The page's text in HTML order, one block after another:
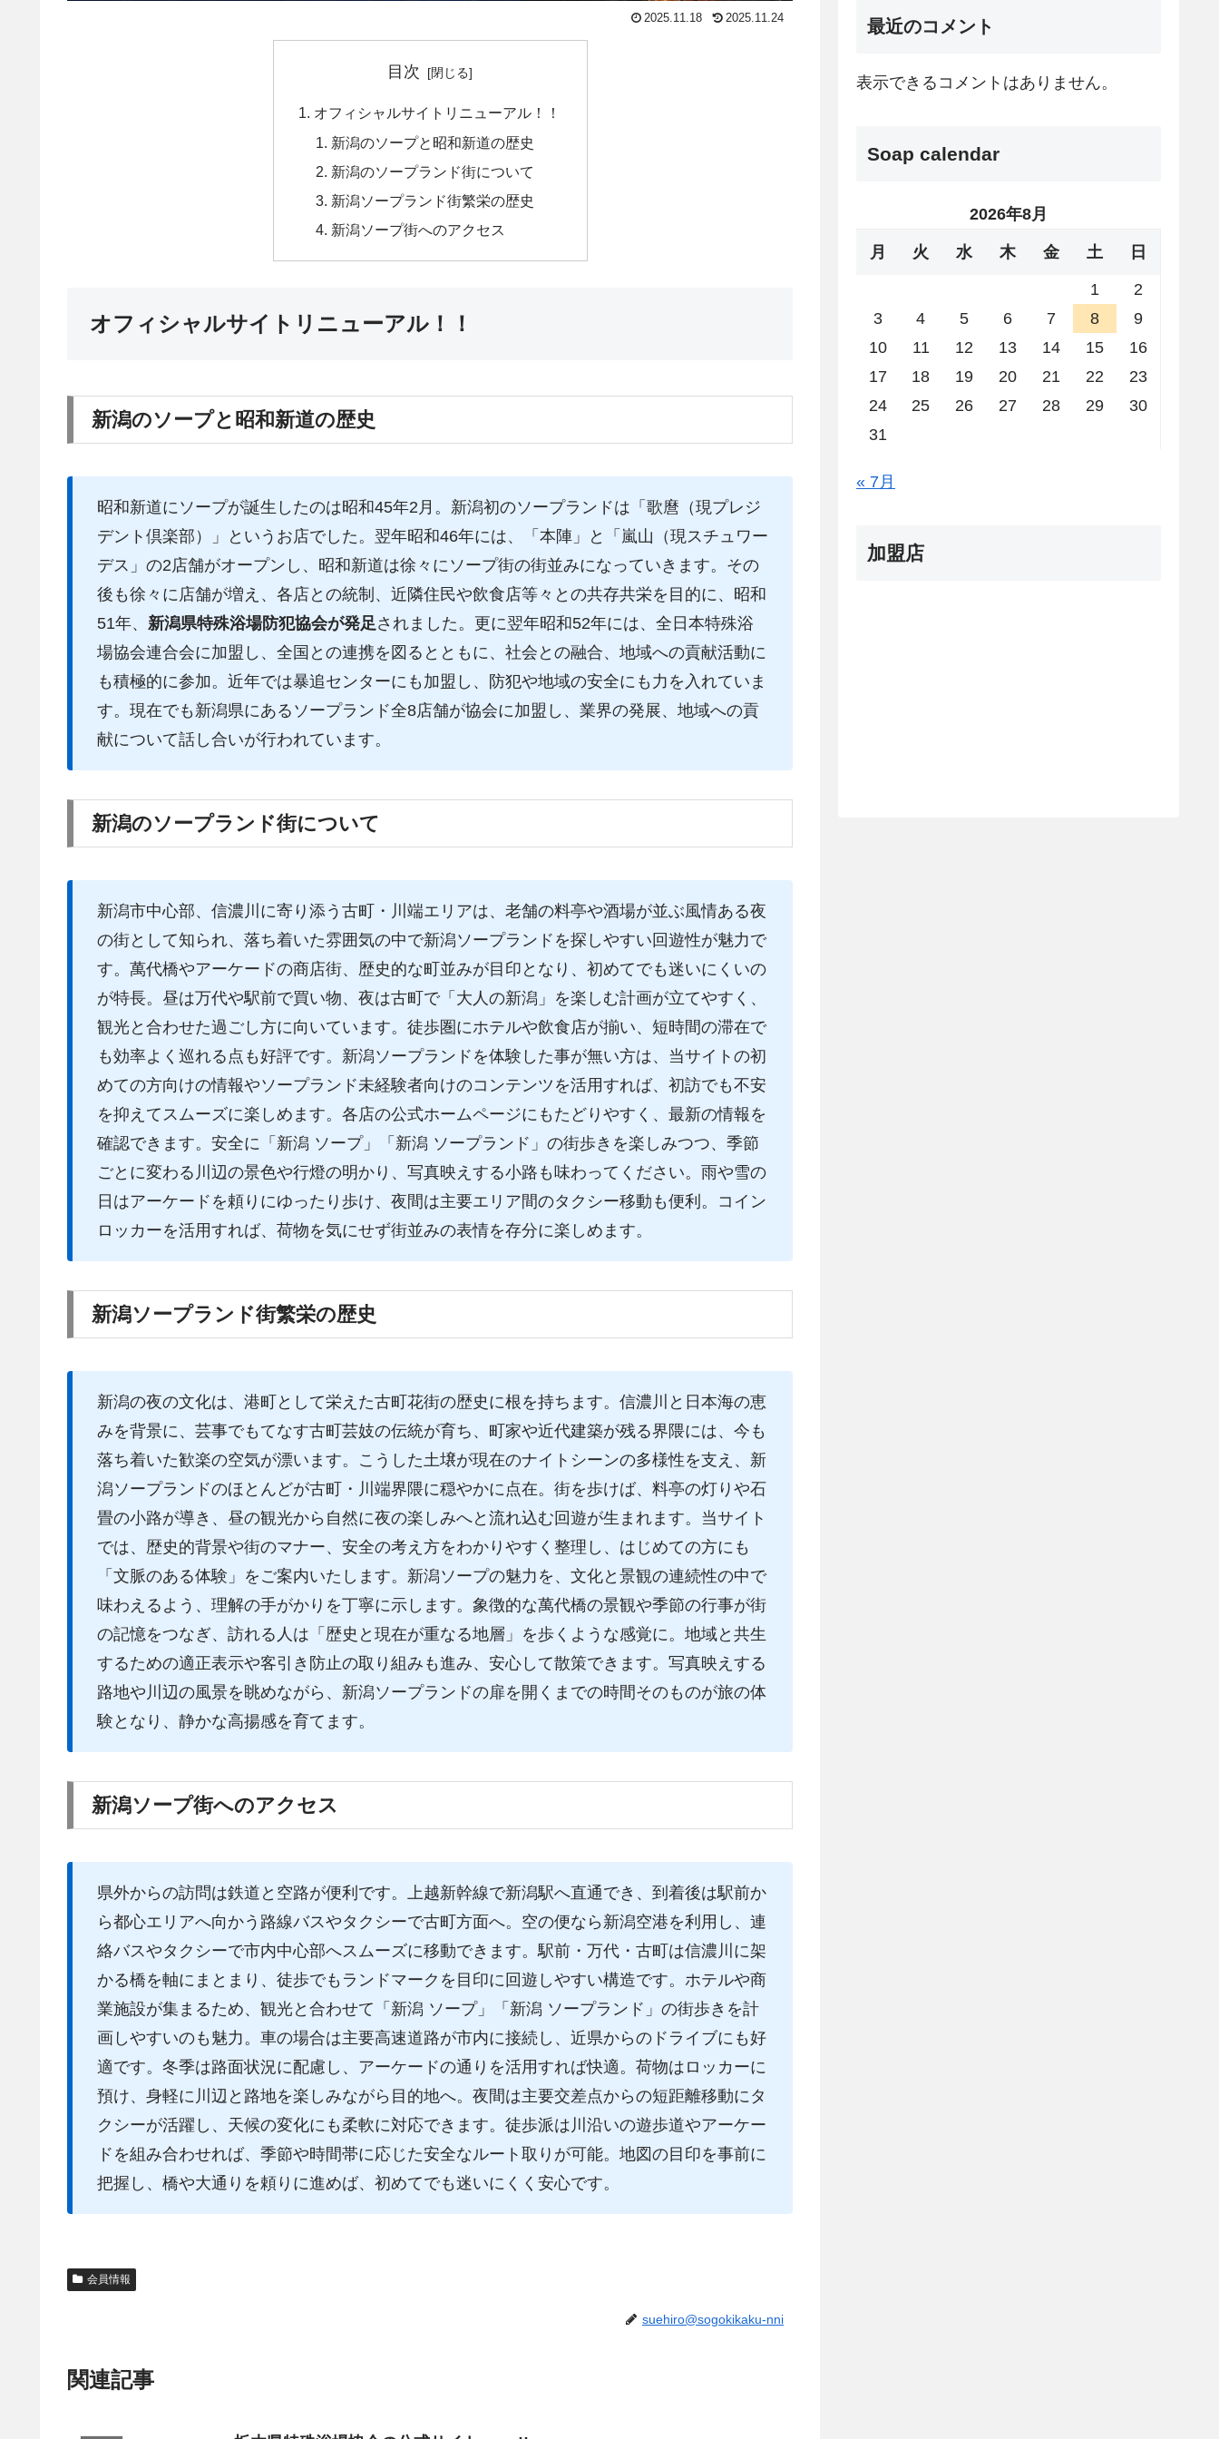
2025.11.18 2025.11.24
目次
オフィシャルサイトリニューアル！！
新潟のソープと昭和新道の歴史
新潟のソープランド街について
新潟ソープランド街繁栄の歴史
新潟ソープ街へのアクセス
オフィシャルサイトリニューアル！！
新潟のソープと昭和新道の歴史
昭和新道にソープが誕生したのは昭和45年2月。新潟初のソープランドは「歌麿（現プレジ
デント倶楽部）」というお店でした。翌年昭和46年には、「本陣」と「嵐山（現スチュワー
デス」の2店舗がオープンし、昭和新道は徐々にソープ街の街並みになっていきます。その
後も徐々に店舗が増え、各店との統制、近隣住民や飲食店等々との共存共栄を目的に、昭和
51年、 新潟県特殊浴場防犯協会が発足 されました。更に翌年昭和52年には、全日本特殊浴
場協会連合会に加盟し、全国との連携を図るとともに、社会との融合、地域への貢献活動に
も積極的に参加。近年では暴追センターにも加盟し、防犯や地域の安全にも力を入れていま
す。現在でも新潟県にあるソープランド全8店舗が協会に加盟し、業界の発展、地域への貢
献について話し合いが行われています。
新潟のソープランド街について
新潟市中心部、信濃川に寄り添う古町・川端エリアは、老舗の料亭や酒場が並ぶ風情ある夜
の街として知られ、落ち着いた雰囲気の中で新潟ソープランドを探しやすい回遊性が魅力で
す。萬代橋やアーケードの商店街、歴史的な町並みが目印となり、初めてでも迷いにくいの
が特長。昼は万代や駅前で買い物、夜は古町で「大人の新潟」を楽しむ計画が立てやすく、
観光と合わせた過ごし方に向いています。徒歩圏にホテルや飲食店が揃い、短時間の滞在で
も効率よく巡れる点も好評です。新潟ソープランドを体験した事が無い方は、当サイトの初
めての方向けの情報やソープランド未経験者向けのコンテンツを活用すれば、初訪でも不安
を抑えてスムーズに楽しめます。各店の公式ホームページにもたどりやすく、最新の情報を
確認できます。安全に「新潟 ソープ」「新潟 ソープランド」の街歩きを楽しみつつ、季節
ごとに変わる川辺の景色や行燈の明かり、写真映えする小路も味わってください。雨や雪の
日はアーケードを頼りにゆったり歩け、夜間は主要エリア間のタクシー移動も便利。コイン
ロッカーを活用すれば、荷物を気にせず街並みの表情を存分に楽しめます。
新潟ソープランド街繁栄の歴史
新潟の夜の文化は、港町として栄えた古町花街の歴史に根を持ちます。信濃川と日本海の恵
みを背景に、芸事でもてなす古町芸妓の伝統が育ち、町家や近代建築が残る界隈には、今も
落ち着いた歓楽の空気が漂います。こうした土壌が現在のナイトシーンの多様性を支え、新
潟ソープランドのほとんどが古町・川端界隈に穏やかに点在。街を歩けば、料亭の灯りや石
畳の小路が導き、昼の観光から自然に夜の楽しみへと流れ込む回遊が生まれます。当サイト
では、歴史的背景や街のマナー、安全の考え方をわかりやすく整理し、はじめての方にも
「文脈のある体験」をご案内いたします。新潟ソープの魅力を、文化と景観の連続性の中で
味わえるよう、理解の手がかりを丁寧に示します。象徴的な萬代橋の景観や季節の行事が街
の記憶をつなぎ、訪れる人は「歴史と現在が重なる地層」を歩くような感覚に。地域と共生
するための適正表示や客引き防止の取り組みも進み、安心して散策できます。写真映えする
路地や川辺の風景を眺めながら、新潟ソープランドの扉を開くまでの時間そのものが旅の体
験となり、静かな高揚感を育てます。
新潟ソープ街へのアクセス
県外からの訪問は鉄道と空路が便利です。上越新幹線で新潟駅へ直通でき、到着後は駅前か
ら都心エリアへ向かう路線バスやタクシーで古町方面へ。空の便なら新潟空港を利用し、連
絡バスやタクシーで市内中心部へスムーズに移動できます。駅前・万代・古町は信濃川に架
かる橋を軸にまとまり、徒歩でもランドマークを目印に回遊しやすい構造です。ホテルや商
業施設が集まるため、観光と合わせて「新潟 ソープ」「新潟 ソープランド」の街歩きを計
画しやすいのも魅力。車の場合は主要高速道路が市内に接続し、近県からのドライブにも好
適です。冬季は路面状況に配慮し、アーケードの通りを活用すれば快適。荷物はロッカーに
預け、身軽に川辺と路地を楽しみながら目的地へ。夜間は主要交差点からの短距離移動にタ
クシーが活躍し、天候の変化にも柔軟に対応できます。徒歩派は川沿いの遊歩道やアーケー
ドを組み合わせれば、季節や時間帯に応じた安全なルート取りが可能。地図の目印を事前に
把握し、橋や大通りを頼りに進めば、初めてでも迷いにくく安心です。
会員情報
suehiro@sogokikaku-nni
関連記事
最近のコメント
表示できるコメントはありません。
Soap calendar
2026年8月
月 火 水 木 金 土 日
1
2
3
4 5 6 7 8
9
10
11 12 13 14 15
16
17
18 19 20 21 22
23
24
25 26 27 28 29
30
31
« 7月
加盟店